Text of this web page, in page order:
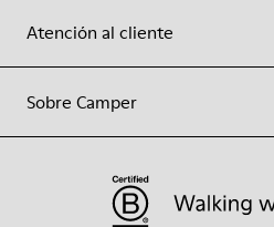
Atención al cliente
Sobre Camper